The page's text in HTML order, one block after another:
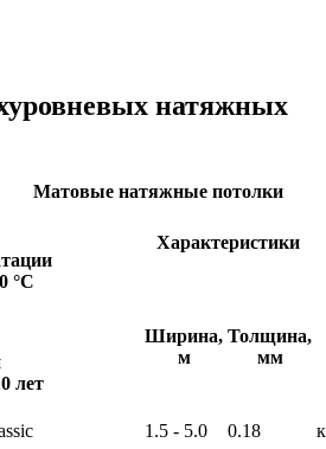
натяжных
Матовые натяжные потолки
°С
лет
Характеристики
Ширина,
м
Толщина,
мм
1.5 - 5.0 0.18